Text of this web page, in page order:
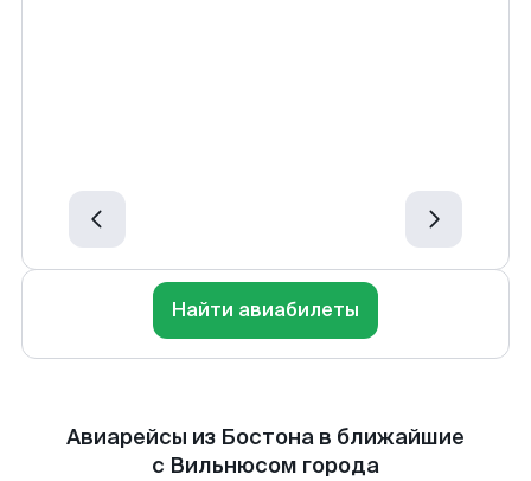
Найти авиабилеты
Авиарейсы из Бостона в ближайшие
с Вильнюсом города